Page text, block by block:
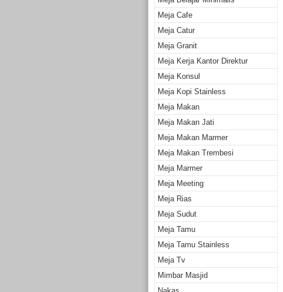
Meja Cafe
Meja Catur
Meja Granit
Meja Kerja Kantor Direktur
Meja Konsul
Meja Kopi Stainless
Meja Makan
Meja Makan Jati
Meja Makan Marmer
Meja Makan Trembesi
Meja Marmer
Meja Meeting
Meja Rias
Meja Sudut
Meja Tamu
Meja Tamu Stainless
Meja Tv
Mimbar Masjid